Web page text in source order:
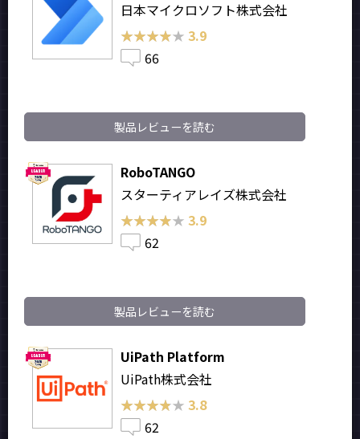
日本マイクロソフト株式会社
★★★★★
★★★★★ 3.9
66
製品レビューを読む
RoboTANGO
スターティアレイズ株式会社
★★★★★
★★★★★ 3.9
62
製品レビューを読む
UiPath Platform
UiPath株式会社
★★★★★
★★★★★ 3.8
62